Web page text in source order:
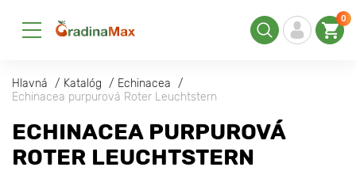
0
Hlavná Katalóg
Echinacea
Echinacea purpurová Roter Leuchtstern
ECHINACEA PURPUROVÁ
ROTER LEUCHTSTERN